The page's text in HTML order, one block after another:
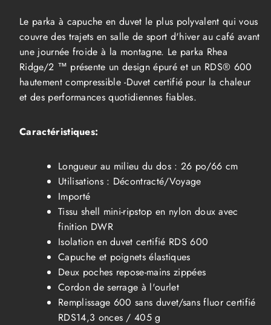
2
Femme
2
Jacket
Femme
Le parka à capuche en duvet le plus polyvalent qui vous
couvre des trajets en salle de sport d'hiver au café avant
une journée froide à la montagne. Le parka Rhea
Ridge/2 ™ présente un design épuré et un RDS® 600
hautement compressible -Duvet certifié pour la chaleur
et des performances quotidiennes fiables.
Caractéristiques:
Longueur au milieu du dos : 26 po/66 cm
Utilisations : Décontracté/Voyage
Importé
Tissu shell mini-ripstop en nylon doux avec
finition DWR
Isolation en duvet certifié RDS 600
Capuche et poignets élastiques
Deux poches repose-mains zippées
Cordon de serrage à l'ourlet
Remplissage 600 sans duvet/sans fluor certifié
RDS14,3 onces / 405 g